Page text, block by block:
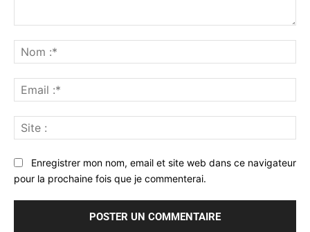
:*
:*
:
Enregistrer mon nom, email et site web dans ce navigateur
pour la prochaine fois que je commenterai.